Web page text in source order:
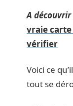
A
vraie carte
vérifier
Voici ce
tout se